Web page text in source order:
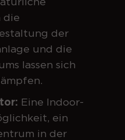
die
der
und die
lassen sich
Eine Indoor-
ein
in der